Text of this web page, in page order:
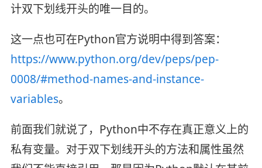
计双下划线开头的唯一目的。
这一点也可在Python官方说明中得到答案：
https://www.python.org/dev/peps/pep-
0008/#method-names-and-instance-
variables。
前面我们就说了，Python中不存在真正意义上的
私有变量。对于双下划线开头的方法和属性虽然